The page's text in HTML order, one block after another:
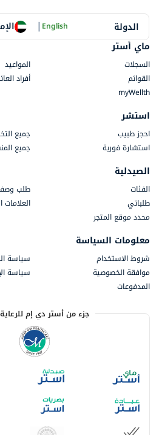
الدولة |English
ماي أستر
السجلات
المواعيد
القوائم
أفراد
myWellth
استشر
احجز طبيب
جميع
استشارة فورية
جميع
الصيدلية
الفئات
طلب
طلباتي
العلامات
محدد موقع المتجر
معلومات السياسة
شروط الاستخدام
سياسة
موافقة الخصوصية
سياسة
المدفوعات
جزء من أستر دي إم